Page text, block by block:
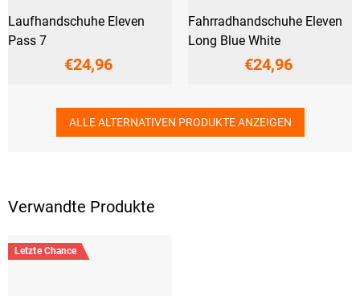
Verwandte Produkte
Letzte Chance
Laufhandschuhe Eleven
Pass 7
€24,96
Fahrradhandschuhe Eleven
Long Blue White
€24,96
ALLE ALTERNATIVEN PRODUKTE ANZEIGEN